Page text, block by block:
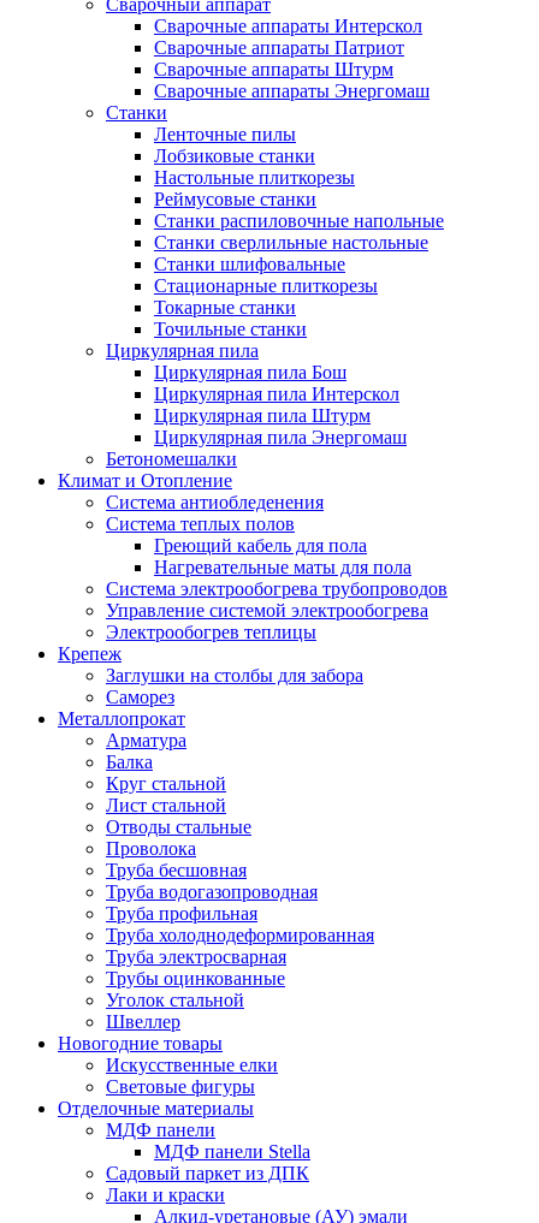
Сварочный аппарат
Сварочные аппараты Интерскол
Сварочные аппараты Патриот
Сварочные аппараты Штурм
Сварочные аппараты Энергомаш
Станки
Ленточные пилы
Лобзиковые станки
Настольные плиткорезы
Реймусовые станки
Станки распиловочные напольные
Станки сверлильные настольные
Станки шлифовальные
Стационарные плиткорезы
Токарные станки
Точильные станки
Циркулярная пила
Циркулярная пила Бош
Циркулярная пила Интерскол
Циркулярная пила Штурм
Циркулярная пила Энергомаш
Бетономешалки
Климат и Отопление
Система антиобледенения
Система теплых полов
Греющий кабель для пола
Нагревательные маты для пола
Система электрообогрева трубопроводов
Управление системой электрообогрева
Электрообогрев теплицы
Крепеж
Заглушки на столбы для забора
Саморез
Металлопрокат
Арматура
Балка
Круг стальной
Лист стальной
Отводы стальные
Проволока
Труба бесшовная
Труба водогазопроводная
Труба профильная
Труба холоднодеформированная
Труба электросварная
Трубы оцинкованные
Уголок стальной
Швеллер
Новогодние товары
Искусственные елки
Световые фигуры
Отделочные материалы
МДФ панели
МДФ панели Stella
Садовый паркет из ДПК
Лаки и краски
Алкид-уретановые (АУ) эмали